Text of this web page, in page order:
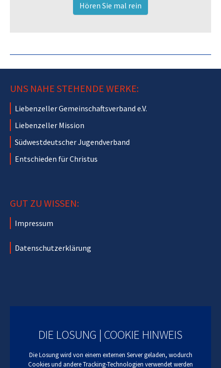
Hören Sie mal rein
UNS NAHE STEHENDE WERKE:
Liebenzeller Gemeinschaftsverband e.V.
Liebenzeller Mission
Südwestdeutscher Jugendverband
Entschieden für Christus
GUT ZU WISSEN:
Impressum
Datenschutzerklärung
DIE LOSUNG | COOKIE HINWEIS
Die Losung wird von einem externen Server geladen, wodurch
Cookies und andere Tracking-Technologien verwendet werden